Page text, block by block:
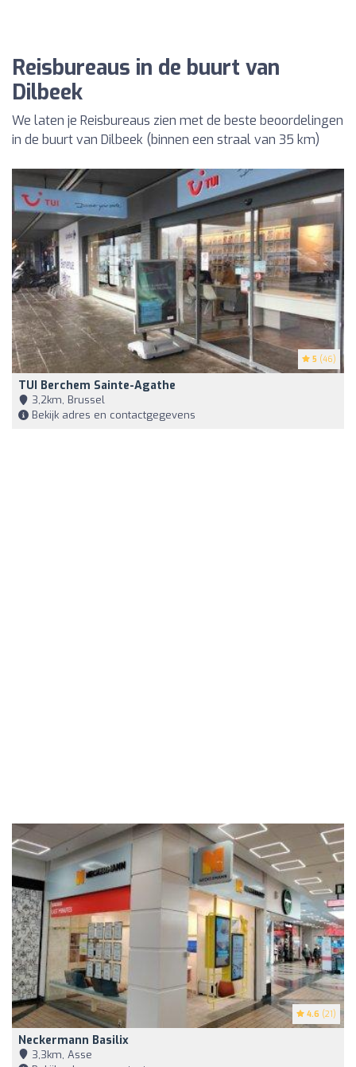
Reisbureaus in de buurt van
Dilbeek
We laten je Reisbureaus zien met de beste beoordelingen
in de buurt van Dilbeek (binnen een straal van 35 km)
5 (46)
TUI Berchem Sainte-Agathe
3,2km, Brussel
Bekijk adres en contactgegevens
4.6 (21)
Neckermann Basilix
3,3km, Asse